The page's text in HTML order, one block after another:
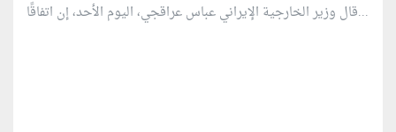
قال وزير الخارجية الإيراني عباس عراقجي، اليوم الأحد، إن اتفاقًا...